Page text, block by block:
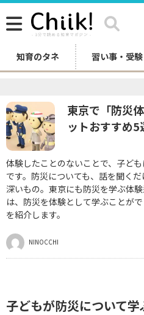
知育のタネ 習い事・受験
東京で「防災
ットおすすめ5
体験したことのないことで、子ど
です。防災についても、話を聞く
深いもの。東京にも防災を学ぶ体
は、防災を体験として学ぶことが
を紹介します。
NINOCCHI
子どもが防災について学